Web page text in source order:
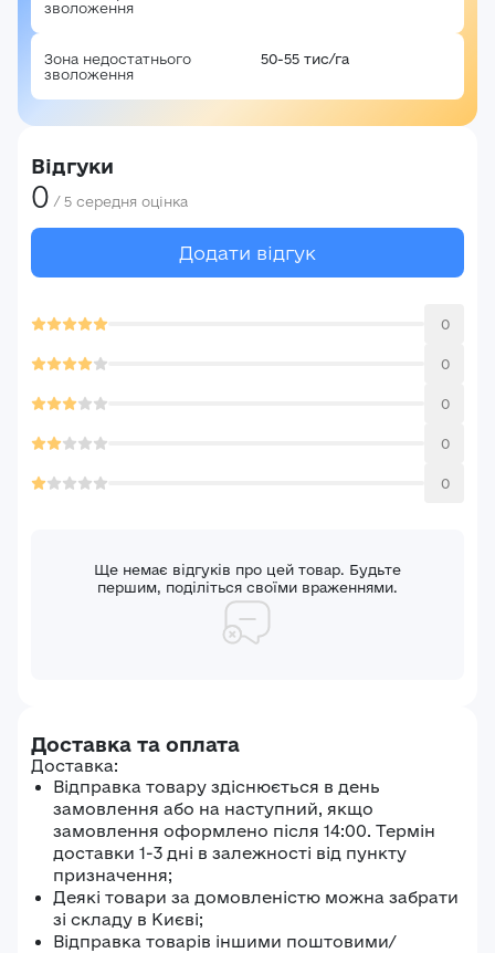
зволоження
Зона недостатнього
зволоження
50-55 тис/га
Відгуки
0 / 5 середня оцінка
Додати відгук
0
0
0
0
0
Ще немає відгуків про цей товар. Будьте
першим, поділіться своїми враженнями.
Доставка та оплата
Доставка:
Відправка товару здіснюється в день
замовлення або на наступний, якщо
замовлення оформлено після 14:00. Термін
доставки 1-3 дні в залежності від пункту
призначення;
Деякі товари за домовленістю можна забрати
зі складу в Києві;
Відправка товарів іншими поштовими/
Ваші враження*
Авторизація